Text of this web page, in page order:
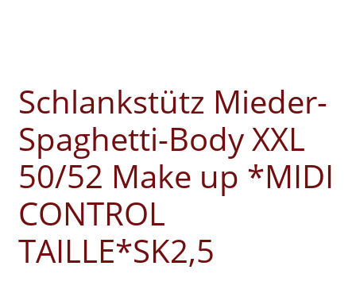
Schlankstütz Mieder-
Spaghetti-Body XXL
50/52 Make up *MIDI
CONTROL
TAILLE*SK2,5